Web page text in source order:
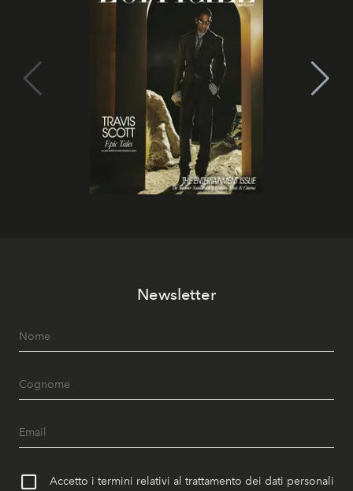
Newsletter
Accetto i termini relativi al trattamento dei dati personali